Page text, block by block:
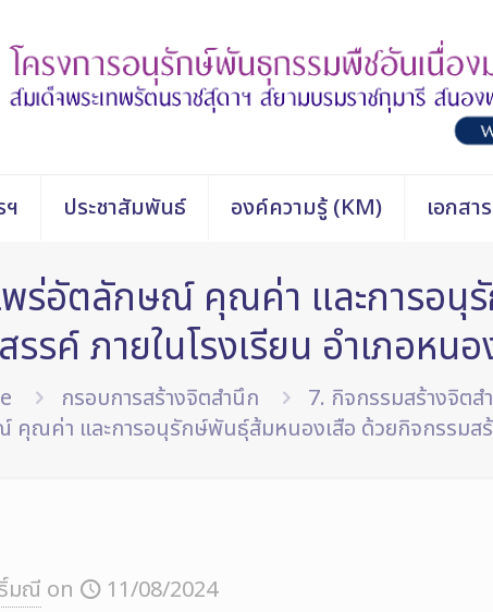
ฯ ประชาสัมพันธ์ องค์ความรู้ (KM) เอกสา
พร่อัตลักษณ์ คุณค่า และการอ
รรค์ ภายในโรงเรียน อำเภอหน
กรอบการสร้างจิตสำนึก
7. กิจกรรมสร้างจิต
คุณค่า และการอนุรักษ์พันธุ์ส้มหนองเสือ ด้วยกิจกรรมสร้
มณี on 11/08/2024